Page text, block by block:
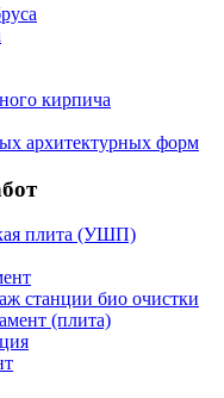
кирпича
архитектурных форм
плита (УШП)
станции био очистки
(плита)